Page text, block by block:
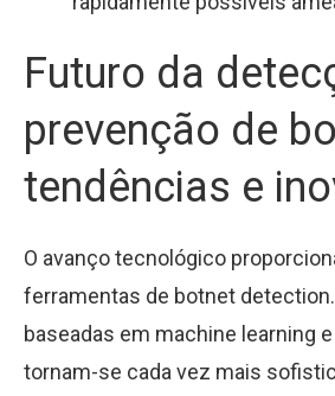
Futuro da
prevenção de
tendências e
O avanço tecnológico
ferramentas de botnet
baseadas em machine learning
tornam-se cada vez mais